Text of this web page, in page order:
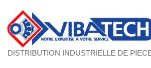
DISTRIBUTION INDUSTRIELLE DE